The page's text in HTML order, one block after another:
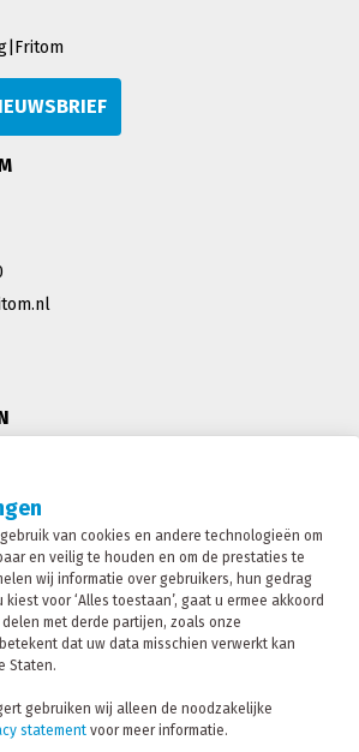
van cookies en andere technologieën om
en veilig te houden en om de prestaties te
wij informatie over gebruikers, hun gedrag
voor ‘Alles toestaan’, gaat u ermee akkoord
met derde partijen, zoals onze
dat uw data misschien verwerkt kan
Staten.
gebruiken wij alleen de noodzakelijke
statement voor meer informatie.
onderdeel van de Fritom Group